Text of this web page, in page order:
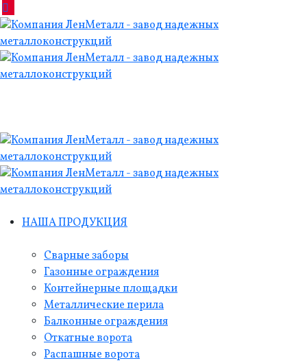
НАША ПРОДУКЦИЯ
Сварные заборы
Газонные ограждения
Контейнерные площадки
Металлические перила
Балконные ограждения
Откатные ворота
Распашные ворота